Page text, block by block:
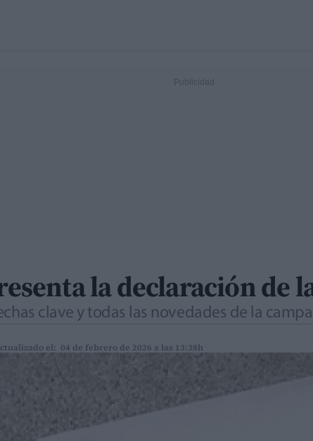
la declaración de
clave y todas las novedades de la
el: 04 de febrero de 2026 a las 13:38h